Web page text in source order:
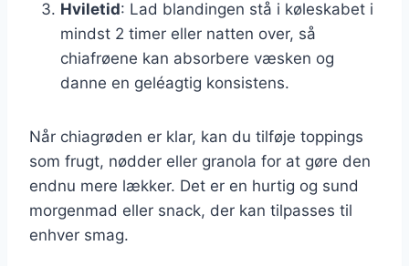
Hviletid: Lad blandingen stå i køleskabet i
mindst 2 timer eller natten over, så
chiafrøene kan absorbere væsken og
danne en geléagtig konsistens.
Når chiagrøden er klar, kan du tilføje toppings
som frugt, nødder eller granola for at gøre den
endnu mere lækker. Det er en hurtig og sund
morgenmad eller snack, der kan tilpasses til
enhver smag.